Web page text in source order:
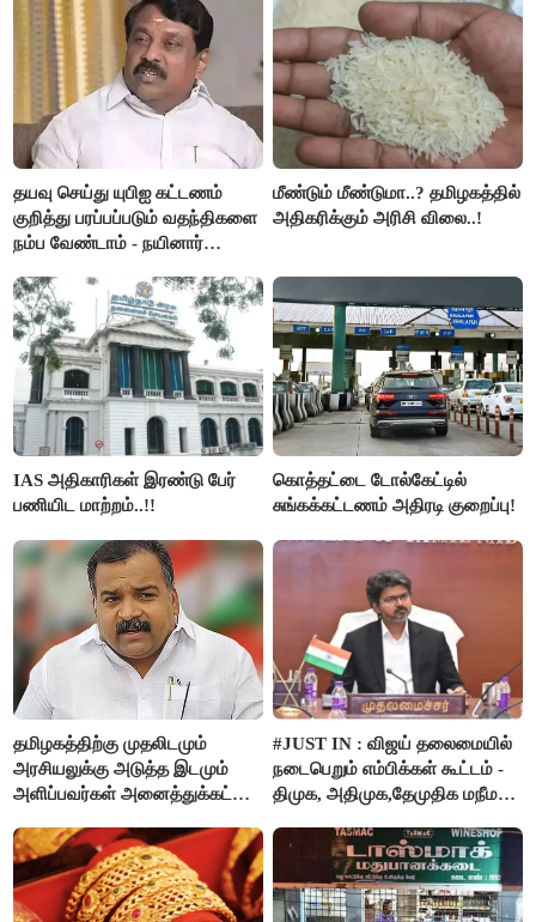
தயவு செய்து யுபிஐ கட்டணம்
குறித்து பரப்பப்படும் வதந்திகளை
நம்ப வேண்டாம் - நயினார்
மீண்டும் மீண்டுமா..? தமிழகத்தில்
அதிகரிக்கும் அரிசி விலை..!
IAS அதிகாரிகள் இரண்டு பேர்
பணியிட மாற்றம்..!!
கொத்தட்டை டோல்கேட்டில்
சுங்கக்கட்டணம் அதிரடி குறைப்பு!
தமிழகத்திற்கு முதலிடமும்
அரசியலுக்கு அடுத்த இடமும்
அளிப்பவர்கள் அனைத்துக்கட்சி
பங்கேற்பார்கள் - மாணிக்கம்
தாகூர்..!!
#JUST IN : விஜய் தலைமையில்
நடைபெறும் எம்பிக்கள் கூட்டம் -
திமுக, அதிமுக,தேமுதிக மநீம